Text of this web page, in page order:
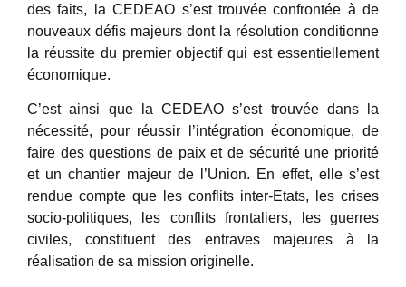
des faits, la CEDEAO s’est trouvée confrontée à de
nouveaux défis majeurs dont la résolution conditionne
la réussite du premier objectif qui est essentiellement
économique.
C’est ainsi que la CEDEAO s’est trouvée dans la
nécessité, pour réussir l’intégration économique, de
faire des questions de paix et de sécurité une priorité
et un chantier majeur de l’Union. En effet, elle s’est
rendue compte que les conflits inter-Etats, les crises
socio-politiques, les conflits frontaliers, les guerres
civiles, constituent des entraves majeures à la
réalisation de sa mission originelle.